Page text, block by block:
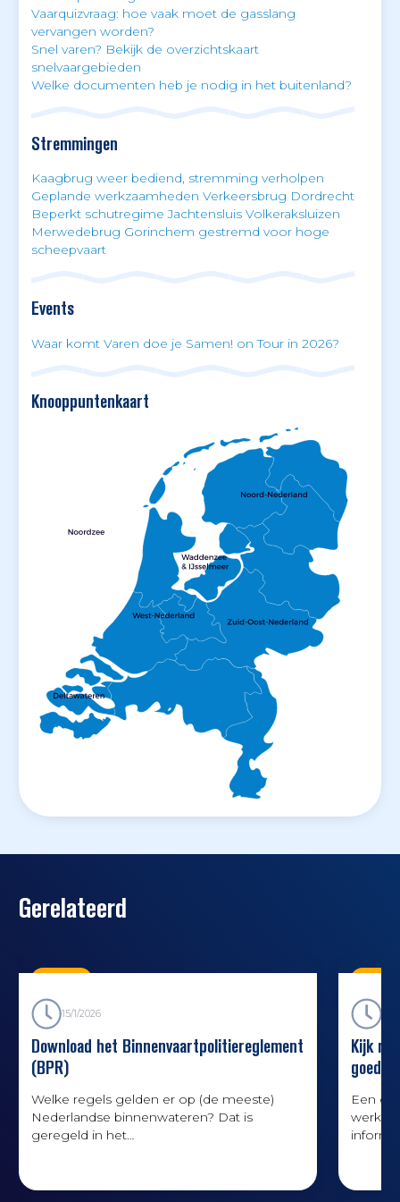
Vaarquizvraag: hoe vaak moet de gasslang
vervangen worden?
Snel varen? Bekijk de overzichtskaart
snelvaargebieden
Welke documenten heb je nodig in het buitenland?
Stremmingen
Kaagbrug weer bediend, stremming verholpen
Geplande werkzaamheden Verkeersbrug Dordrecht
Beperkt schutregime Jachtensluis Volkeraksluizen
Merwedebrug Gorinchem gestremd voor hoge
scheepvaart
Events
Waar komt Varen doe je Samen! on Tour in 2026?
Knooppuntenkaart
Gerelateerd
15/1/2026
Download het Binnenvaartpolitiereglement
(BPR)
Welke regels gelden er op (de meeste)
Nederlandse binnenwateren? Dat is
geregeld in het
versie van het BPR (op papier of digitaal)
Kijk
goede
Een
werk.
goed